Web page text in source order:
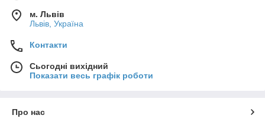
м. Львів
Львів, Україна
Контакти
Сьогодні вихідний
Показати весь графік роботи
Про нас